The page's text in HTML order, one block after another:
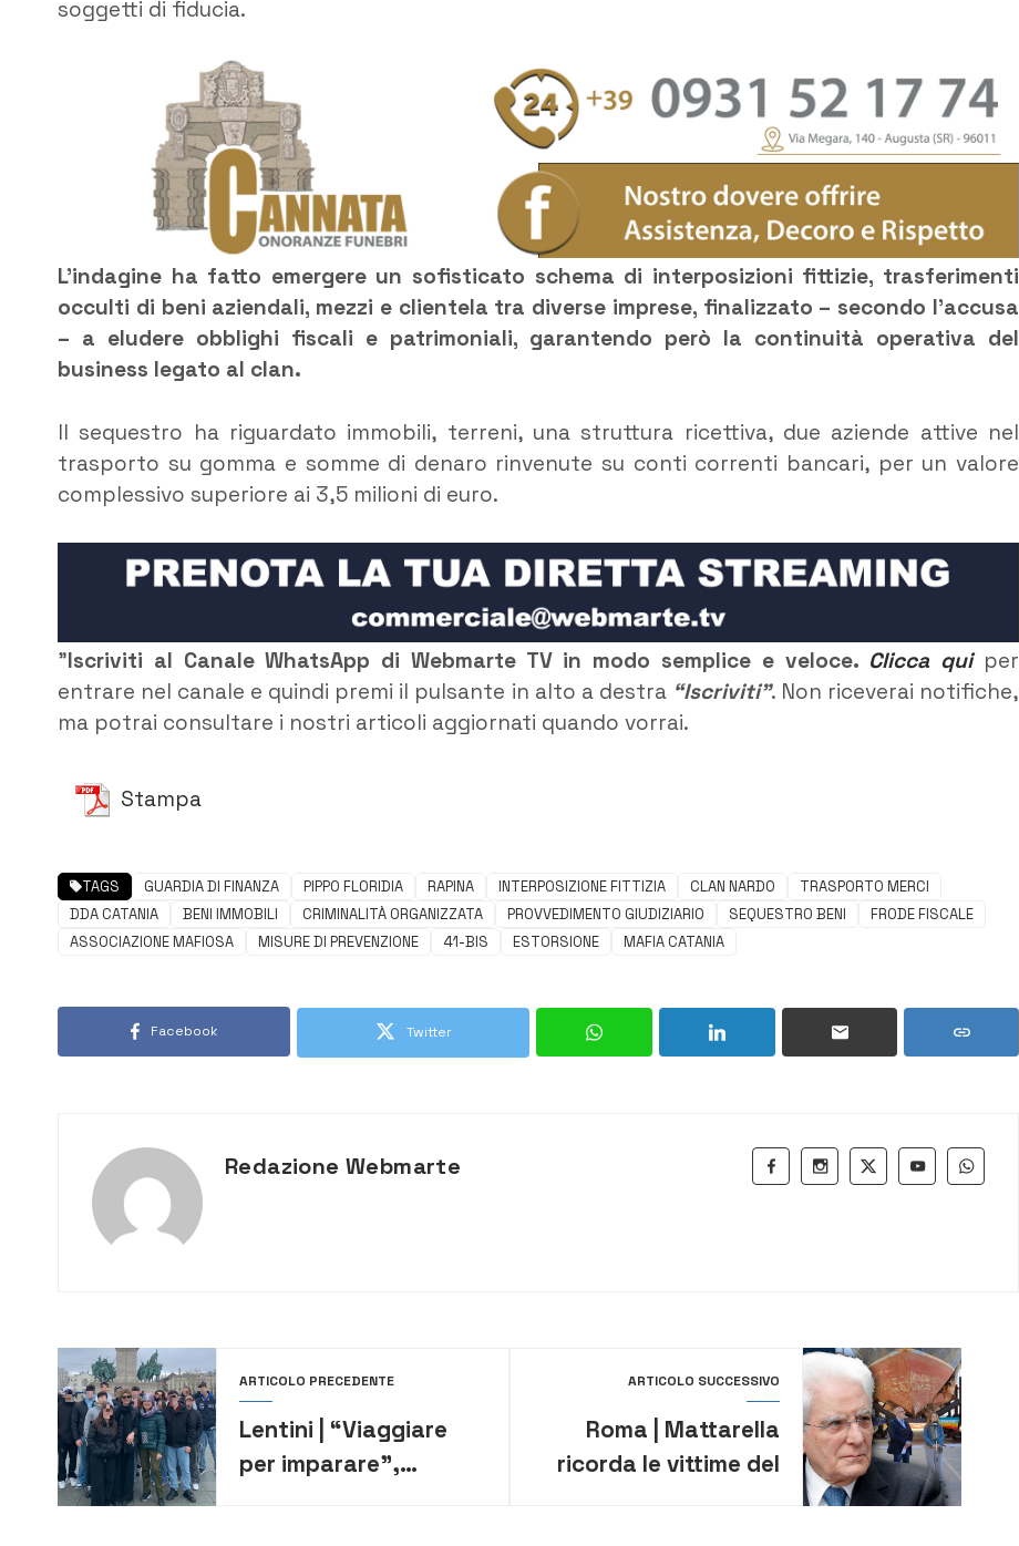
soggetti di fiducia.
L’indagine ha fatto emergere un sofisticato schema di interposizioni fittizie, trasferimenti
occulti di beni aziendali, mezzi e clientela tra diverse imprese, finalizzato – secondo l’accusa
– a eludere obblighi fiscali e patrimoniali, garantendo però la continuità operativa del
business legato al clan.
Il sequestro ha riguardato immobili, terreni, una struttura ricettiva, due aziende attive nel
trasporto su gomma e somme di denaro rinvenute su conti correnti bancari, per un valore
complessivo superiore ai 3,5 milioni di euro.
”Iscriviti al Canale WhatsApp di Webmarte TV in modo semplice e veloce. Clicca quiper
entrare nel canale e quindi premi il pulsante in alto a destra “Iscriviti”. Non riceverai notifiche,
ma potrai consultare i nostri articoli aggiornati quando vorrai.
Stampa
TAGS GUARDIA DI FINANZA PIPPO FLORIDIA RAPINA INTERPOSIZIONE FITTIZIA CLAN NARDO
TRASPORTO MERCI
DDA CATANIA
BENI IMMOBILI CRIMINALITÀ ORGANIZZATA PROVVEDIMENTO GIUDIZIARIO SEQUESTRO BENI
FRODE FISCALE
ASSOCIAZIONE MAFIOSA
MISURE DI PREVENZIONE 41-BIS ESTORSIONE MAFIA CATANIA
Facebook Twitter
Redazione Webmarte
ARTICOLO PRECEDENTE
Lentini | “Viaggiare
per imparare”,
ARTICOLO SUCCESSIVO
Roma | Mattarella
ricorda le vittime del